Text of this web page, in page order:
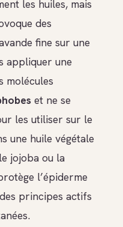
les huiles, mais
des
fine sur une
appliquer une
molécules
et ne se
les utiliser sur le
une huile végétale
jojoba ou la
l’épiderme
principes actifs